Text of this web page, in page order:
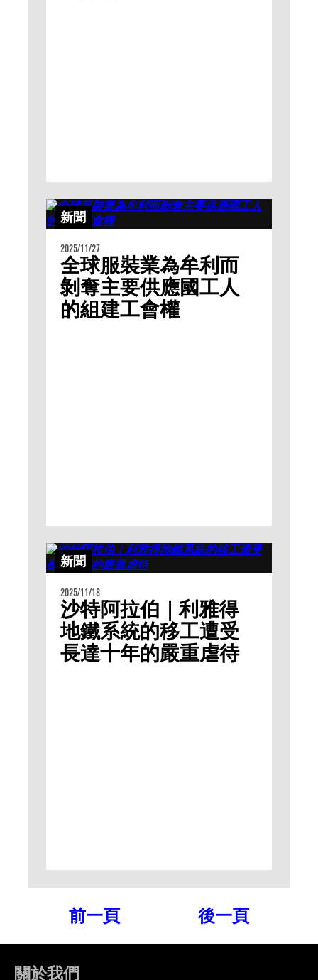
新聞
2025/11/27
全球服裝業為牟利而
剝奪主要供應國工人
的組建工會權
新聞
2025/11/18
沙特阿拉伯｜利雅得
地鐵系統的移工遭受
長達十年的嚴重虐待
前一頁 後一頁
關於我們